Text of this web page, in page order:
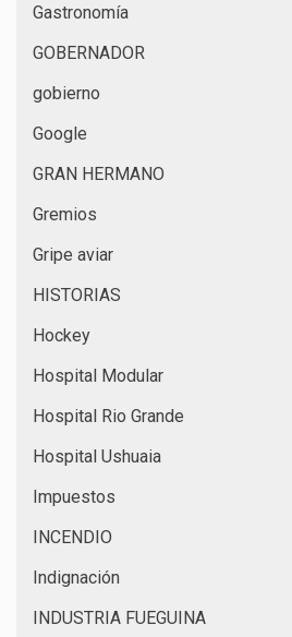
Gastronomía
GOBERNADOR
gobierno
Google
GRAN HERMANO
Gremios
Gripe aviar
HISTORIAS
Hockey
Hospital Modular
Hospital Rio Grande
Hospital Ushuaia
Impuestos
INCENDIO
Indignación
INDUSTRIA FUEGUINA